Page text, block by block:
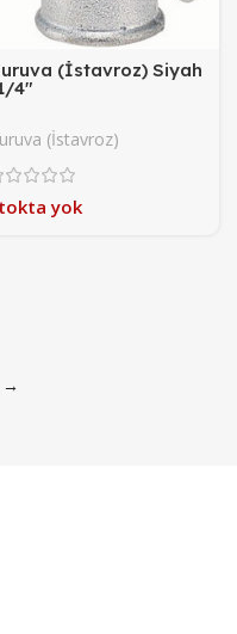
(İstavroz) Siyah
4″
(İstavroz)
yok
→